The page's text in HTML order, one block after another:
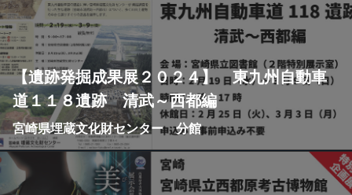
【遺跡発掘成果展２０２４】 東九州自動車
道１１８遺跡 清武～西都編
宮崎県埋蔵文化財センター 分館